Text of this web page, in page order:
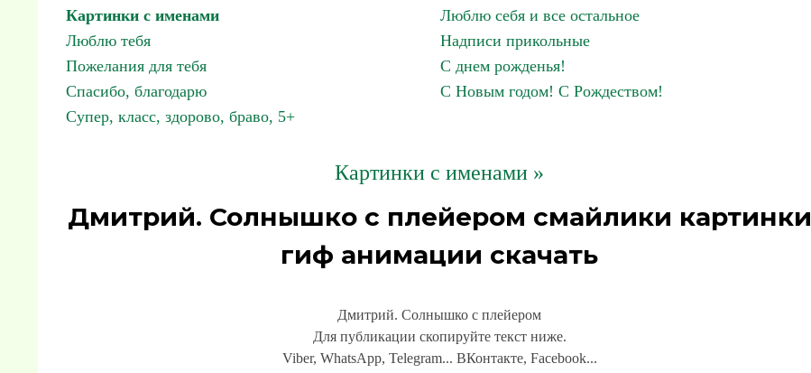
Картинки с именами
Люблю себя и все остальное
Люблю тебя
Надписи прикольные
Пожелания для тебя
С днем рожденья!
Спасибо, благодарю
С Новым годом! С Рождеством!
Супер, класс, здорово, браво, 5+
Картинки с именами »
Дмитрий. Солнышко с плейером смайлики картинки
гиф анимации скачать
Дмитрий. Солнышко с плейером
Для публикации скопируйте текст ниже.
Viber, WhatsApp, Telegram... ВКонтакте, Facebook...